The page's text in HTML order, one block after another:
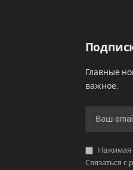
Главные
важное.
Нажимая
Связаться с